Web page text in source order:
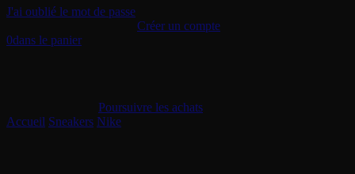
J'ai oublié le mot de passe
Créer un compte
0dans le panier
Poursuivre les achats
Accueil Sneakers Nike